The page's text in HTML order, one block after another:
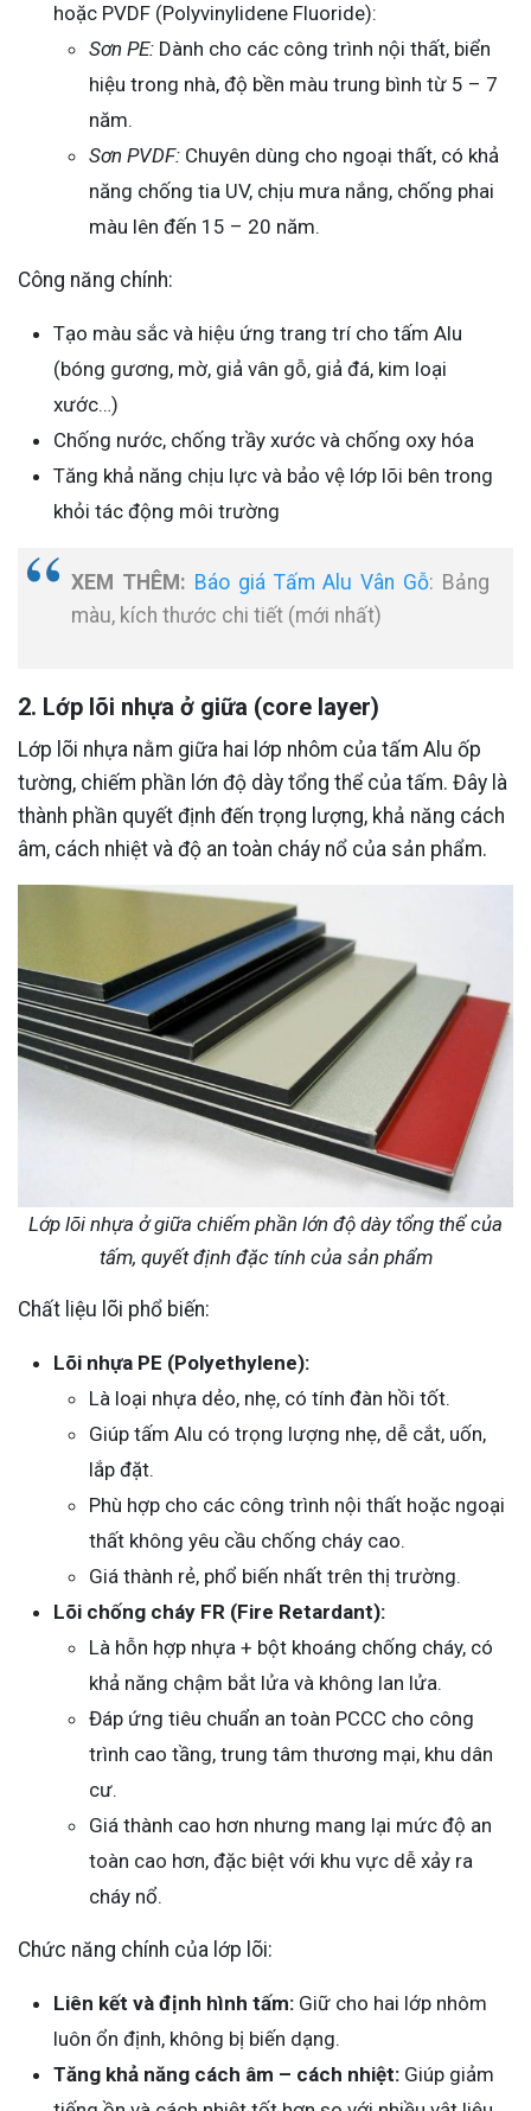
hoặc PVDF (Polyvinylidene Fluoride):
Sơn PE: Dành cho các công trình nội thất, biển
hiệu trong nhà, độ bền màu trung bình từ 5 – 7
năm.
Sơn PVDF: Chuyên dùng cho ngoại thất, có khả
năng chống tia UV, chịu mưa nắng, chống phai
màu lên đến 15 – 20 năm.
Công năng chính:
Tạo màu sắc và hiệu ứng trang trí cho tấm Alu
(bóng gương, mờ, giả vân gỗ, giả đá, kim loại
xước…)
Chống nước, chống trầy xước và chống oxy hóa
Tăng khả năng chịu lực và bảo vệ lớp lõi bên trong
khỏi tác động môi trường
XEM THÊM: Báo giá Tấm Alu Vân Gỗ: Bảng
màu, kích thước chi tiết (mới nhất)
2. Lớp lõi nhựa ở giữa (core layer)
Lớp lõi nhựa nằm giữa hai lớp nhôm của tấm Alu ốp
tường, chiếm phần lớn độ dày tổng thể của tấm. Đây là
thành phần quyết định đến trọng lượng, khả năng cách
âm, cách nhiệt và độ an toàn cháy nổ của sản phẩm.
Lớp lõi nhựa ở giữa chiếm phần lớn độ dày tổng thể của
tấm, quyết định đặc tính của sản phẩm
Chất liệu lõi phổ biến:
Lõi nhựa PE (Polyethylene):
Là loại nhựa dẻo, nhẹ, có tính đàn hồi tốt.
Giúp tấm Alu có trọng lượng nhẹ, dễ cắt, uốn,
lắp đặt.
Phù hợp cho các công trình nội thất hoặc ngoại
thất không yêu cầu chống cháy cao.
Giá thành rẻ, phổ biến nhất trên thị trường.
Lõi chống cháy FR (Fire Retardant):
Là hỗn hợp nhựa + bột khoáng chống cháy, có
khả năng chậm bắt lửa và không lan lửa.
Đáp ứng tiêu chuẩn an toàn PCCC cho công
trình cao tầng, trung tâm thương mại, khu dân
cư.
Giá thành cao hơn nhưng mang lại mức độ an
toàn cao hơn, đặc biệt với khu vực dễ xảy ra
cháy nổ.
Chức năng chính của lớp lõi:
Liên kết và định hình tấm: Giữ cho hai lớp nhôm
luôn ổn định, không bị biến dạng.
Tăng khả năng cách âm – cách nhiệt: Giúp giảm